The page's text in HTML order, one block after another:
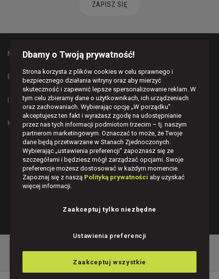
ZAPISZ SIĘ
MAPA STRONY
PŁATNOŚCI I DOSTAWA
INFORMACJE
KONTAKT
BĄDŹMY W KONTAKCIE
   
POKAŻ PEŁNĄ WERSJĘ STRONY
Dbamy o Twoją prywatność!
Strona korzysta z plików cookies w celu sprawnego i
bezpiecznego działania witryny oraz aby mierzyć
skuteczność i zapewnić lepsze spersonalizowanie reklam. W
tym celu zbieramy dane o użytkownikach, ich urządzeniach
oraz zachowaniach. Wybierając opcję „W porządku”
akceptujesz ten fakt i wyrażasz zgodę na udostępnianie
przez nas tych informacji podmiotom trzecim – tj. naszym
partnerom marketingowym. Oznaczać to może, że Twoje
dane będą przetwarzane w Stanach Zjednoczonych.
Wybierając „ustawienia preferencji” zapoznasz się ze
szczegółami i będziesz mógł zarządzać opcjami. Swoje
preferencje możesz dostosować w każdym momencie.
Zapoznaj się z naszą Polityką prywatności aby uzyskać
więcej informacji.
Zaakceptuj tylko niezbędne
Ustawienia preferencji
Zaakceptuj wszystkie